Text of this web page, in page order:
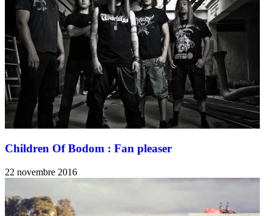
Children Of Bodom : Fan pleaser
22 novembre 2016